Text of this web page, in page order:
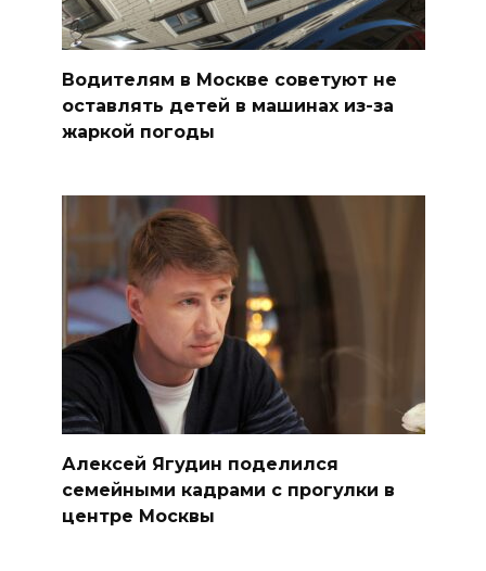
Водителям в Москве советуют не
оставлять детей в машинах из-за
жаркой погоды
Алексей Ягудин поделился
семейными кадрами с прогулки в
центре Москвы